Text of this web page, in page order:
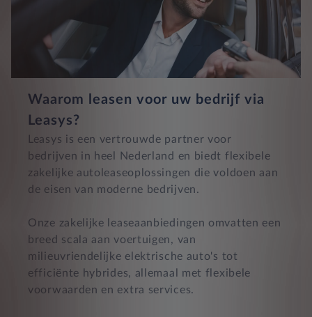
Waarom leasen voor uw bedrijf via
Leasys?
Leasys is een vertrouwde partner voor
bedrijven in heel Nederland en biedt flexibele
zakelijke autoleaseoplossingen die voldoen aan
de eisen van moderne bedrijven.
Onze zakelijke leaseaanbiedingen omvatten een
breed scala aan voertuigen, van
milieuvriendelijke elektrische auto's tot
efficiënte hybrides, allemaal met flexibele
voorwaarden en extra services.